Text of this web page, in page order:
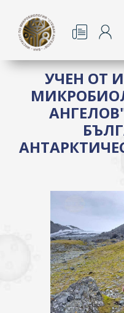
УЧЕН ОТ